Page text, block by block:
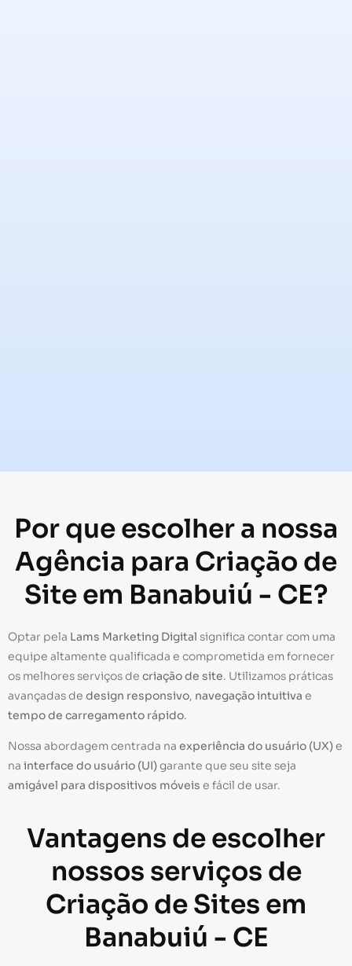
Por que escolher a nossa
Agência para Criação de
Site em Banabuiú - CE?
Optar pela Lams Marketing Digital significa contar com uma
equipe altamente qualificada e comprometida em fornecer
os melhores serviços de criação de site. Utilizamos práticas
avançadas de design responsivo, navegação intuitiva e
tempo de carregamento rápido.
Nossa abordagem centrada na experiência do usuário (UX)e
na interface do usuário (UI)garante que seu site seja
amigável para dispositivos móveis e fácil de usar.
Vantagens de escolher
nossos serviços de
Criação de Sites em
Banabuiú - CE